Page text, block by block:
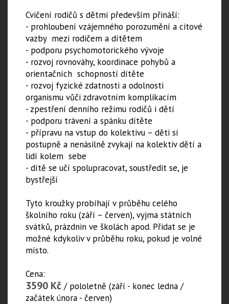
Cvičení rodičů s dětmi především přináší:
- prohloubení vzájemného porozumění a citové
vazby mezi rodičem a dítětem
- podporu psychomotorického vývoje
- rozvoj rovnováhy, koordinace pohybů a
orientačních schopností dítěte
- rozvoj fyzické zdatnosti a odolnosti
organismu vůči zdravotním komplikacím
- zpestření denního režimu rodičů i dětí
- podporu trávení a spánku dítěte
- přípravu na vstup do kolektivu – děti si
postupně a nenásilně zvykají na kolektiv dětí a
lidí kolem sebe
- dítě se učí spolupracovat, soustředit se, je
bystřejší
Tyto kroužky probíhají v průběhu celého
školního roku (září – červen), vyjma státních
svátků, prázdnin ve školách apod. Přidat se je
možné kdykoliv v průběhu roku, pokud je volné
místo.
Cena:
3590 Kč / pololetně (září - konec ledna /
začátek února - červen)